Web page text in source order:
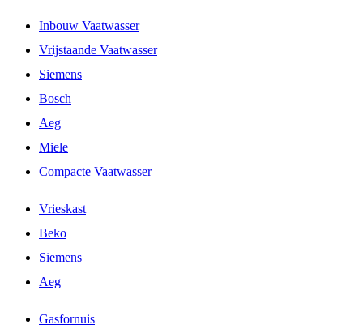
Inbouw Vaatwasser
Vrijstaande Vaatwasser
Siemens
Bosch
Aeg
Miele
Compacte Vaatwasser
Vrieskast
Beko
Siemens
Aeg
Gasfornuis